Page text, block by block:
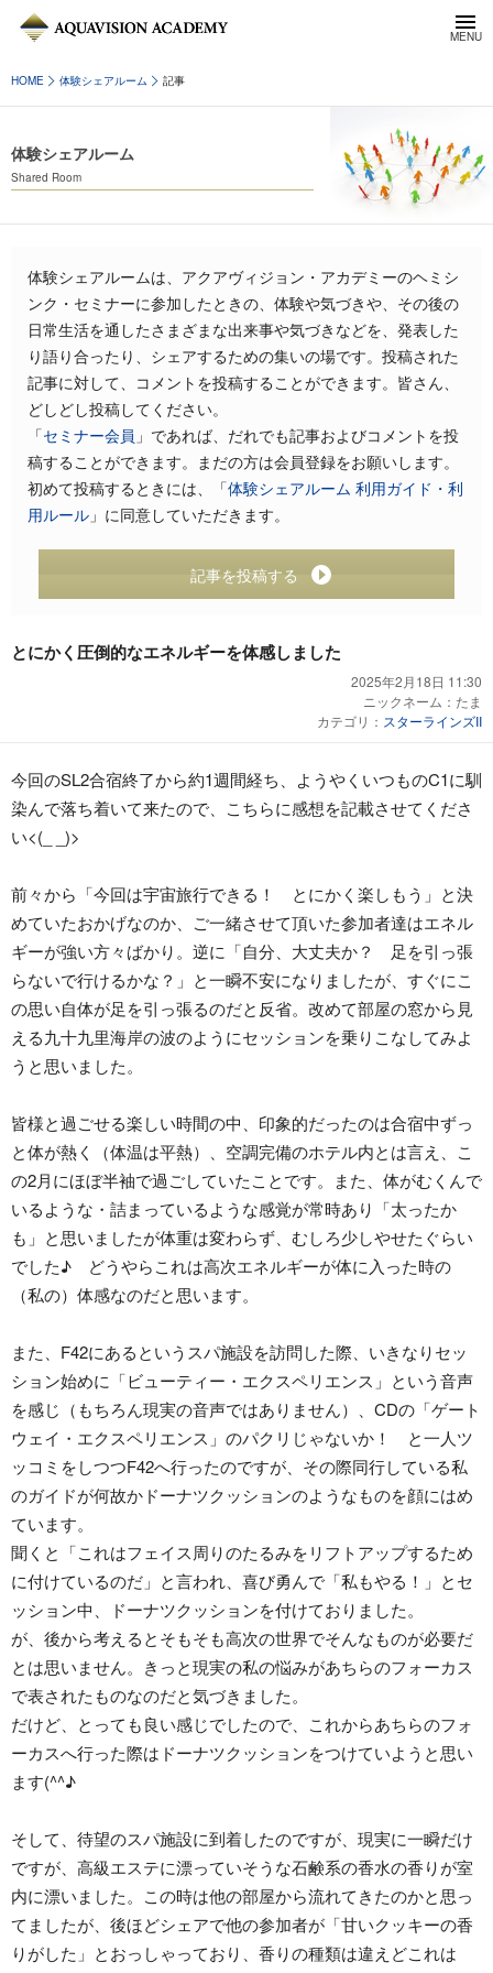
HOME 体験シェアルーム 記事
体験シェアルーム
Shared Room
体験シェアルームは、アクアヴィジョン・アカデミーのヘミシ
ンク・セミナーに参加したときの、体験や気づきや、その後の
日常生活を通したさまざまな出来事や気づきなどを、発表した
り語り合ったり、シェアするための集いの場です。投稿された
記事に対して、コメントを投稿することができます。皆さん、
どしどし投稿してください。
「セミナー会員 」であれば、だれでも記事およびコメントを投
稿することができます。まだの方は会員登録をお願いします。
初めて投稿するときには、「体験シェアルーム 利用ガイド・利
用ルール 」に同意していただきます。
記事を投稿する
とにかく圧倒的なエネルギーを体感しました
2025年2月18日 11:30
ニックネーム： たま
カテゴリ： スターラインズII
今回のSL2合宿終了から約1週間経ち、ようやくいつものC1に馴
染んで落ち着いて来たので、こちらに感想を記載させてくださ
い<(_ _)>
前々から「今回は宇宙旅行できる！ とにかく楽しもう」と決
めていたおかげなのか、ご一緒させて頂いた参加者達はエネル
ギーが強い方々ばかり。逆に「自分、大丈夫か？ 足を引っ張
らないで行けるかな？」と一瞬不安になりましたが、すぐにこ
の思い自体が足を引っ張るのだと反省。改めて部屋の窓から見
える九十九里海岸の波のようにセッションを乗りこなしてみよ
うと思いました。
皆様と過ごせる楽しい時間の中、印象的だったのは合宿中ずっ
と体が熱く（体温は平熱）、空調完備のホテル内とは言え、こ
の2月にほぼ半袖で過ごしていたことです。また、体がむくんで
いるような・詰まっているような感覚が常時あり「太ったか
も」と思いましたが体重は変わらず、むしろ少しやせたぐらい
でした♪ どうやらこれは高次エネルギーが体に入った時の
（私の）体感なのだと思います。
また、F42にあるというスパ施設を訪問した際、いきなりセッ
ション始めに「ビューティー・エクスペリエンス」という音声
を感じ（もちろん現実の音声ではありません）、CDの「ゲート
ウェイ・エクスペリエンス」のパクリじゃないか！ と一人ツ
ッコミをしつつF42へ行ったのですが、その際同行している私
のガイドが何故かドーナツクッションのようなものを顔にはめ
ています。
聞くと「これはフェイス周りのたるみをリフトアップするため
に付けているのだ」と言われ、喜び勇んで「私もやる！」とセ
ッション中、ドーナツクッションを付けておりました。
が、後から考えるとそもそも高次の世界でそんなものが必要だ
とは思いません。きっと現実の私の悩みがあちらのフォーカス
で表されたものなのだと気づきました。
だけど、とっても良い感じでしたので、これからあちらのフォ
ーカスへ行った際はドーナツクッションをつけていようと思い
ます(^^♪
そして、待望のスパ施設に到着したのですが、現実に一瞬だけ
ですが、高級エステに漂っていそうな石鹸系の香水の香りが室
内に漂いました。この時は他の部屋から流れてきたのかと思っ
てましたが、後ほどシェアで他の参加者が「甘いクッキーの香
りがした」とおっしゃっており、香りの種類は違えどこれは